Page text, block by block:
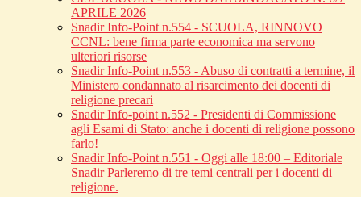
APRILE 2026
Snadir Info-Point n.554 - SCUOLA, RINNOVO
CCNL: bene firma parte economica ma servono
ulteriori risorse
Snadir Info-Point n.553 - Abuso di contratti a termine, il
Ministero condannato al risarcimento dei docenti di
religione precari
Snadir Info-point n.552 - Presidenti di Commissione
agli Esami di Stato: anche i docenti di religione possono
farlo!
Snadir Info-Point n.551 - Oggi alle 18:00 – Editoriale
Snadir Parleremo di tre temi centrali per i docenti di
religione.